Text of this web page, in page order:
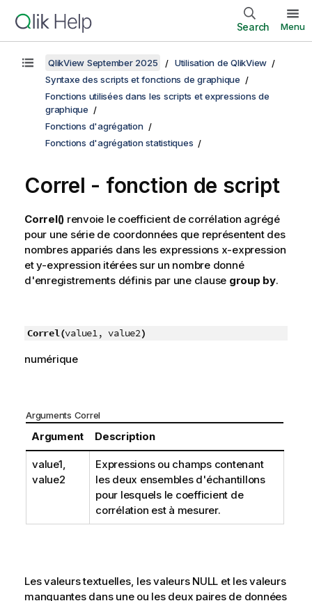
Search Menu
QlikView September 2025
Utilisation de QlikView
Syntaxe des scripts et fonctions de graphique
Fonctions utilisées dans les scripts et expressions de
graphique
Fonctions d'agrégation
Fonctions d'agrégation statistiques
Correl - fonction de script
Correl() renvoie le coefficient de corrélation agrégé
pour une série de coordonnées que représentent des
nombres appariés dans les expressions x-expression
ety-expression itérées sur un nombre donné
d'enregistrements définis par une clause group by.
Correl(value1, value2)
numérique
Arguments Correl
Argument Description
value1,
value2
Expressions ou champs contenant
les deux ensembles d'échantillons
pour lesquels le coefficient de
corrélation est à mesurer.
Les valeurs textuelles, les valeurs NULL et les valeurs
manquantes dans une ou les deux paires de données